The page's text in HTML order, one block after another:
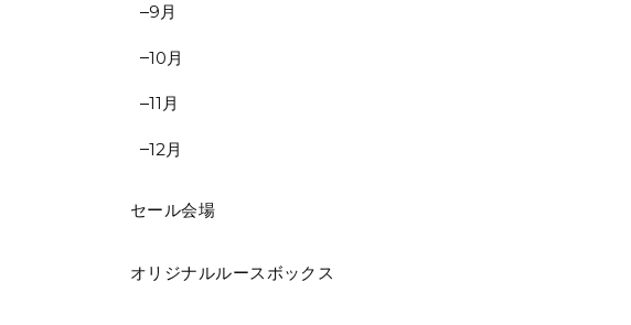
9月
10月
11月
12月
セール会場
オリジナルルースボックス